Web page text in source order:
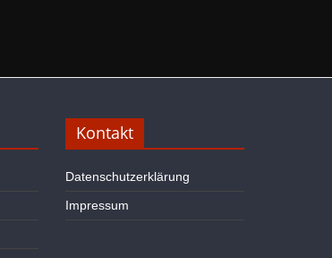
Kontakt
Datenschutzerklärung
Impressum